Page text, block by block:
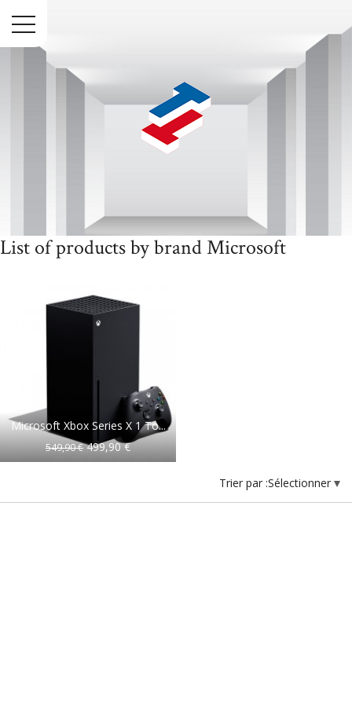
Accueil Marques Microsoft
List of products by brand Microsoft
Microsoft Xbox Series X 1 To...
549,90 € 499,90 €
Trier par :Sélectionner